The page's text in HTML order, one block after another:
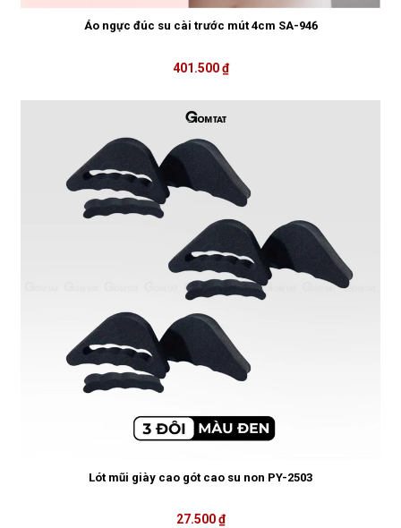
Áo ngực đúc su cài trước mút 4cm SA-946
401.500 ₫
Lót mũi giày cao gót cao su non PY-2503
27.500 ₫